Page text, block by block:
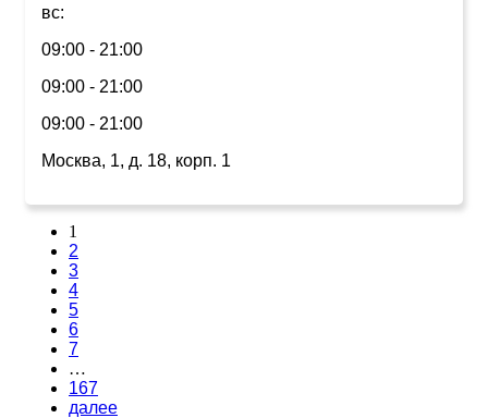
вс:
09:00 - 21:00
09:00 - 21:00
09:00 - 21:00
Москва, 1, д. 18, корп. 1
1
2
3
4
5
6
7
…
167
далее